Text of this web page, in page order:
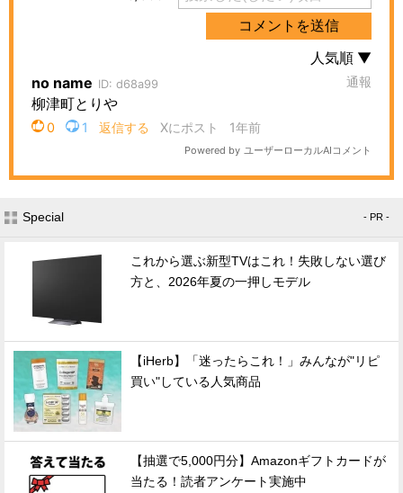
Special - PR -
これから選ぶ新型TVはこれ！失敗しない選び
方と、2026年夏の一押しモデル
【iHerb】「迷ったらこれ！」みんなが"リピ
買い"している人気商品
【抽選で5,000円分】Amazonギフトカードが
当たる！読者アンケート実施中